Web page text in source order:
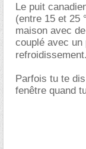
Le puit
(entre 15 et 25
maison avec
couplé avec un
refroidissement.
Parfois tu te
fenêtre quand